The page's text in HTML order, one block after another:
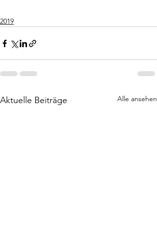
2019
Aktuelle Beiträge Alle ansehen